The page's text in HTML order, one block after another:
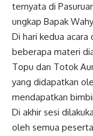
ternyata di
ungkap Bapak
Di hari kedua
beberapa materi
Topu dan Totok
yang didapatkan
mendapatkan
Di akhir sesi
oleh semua